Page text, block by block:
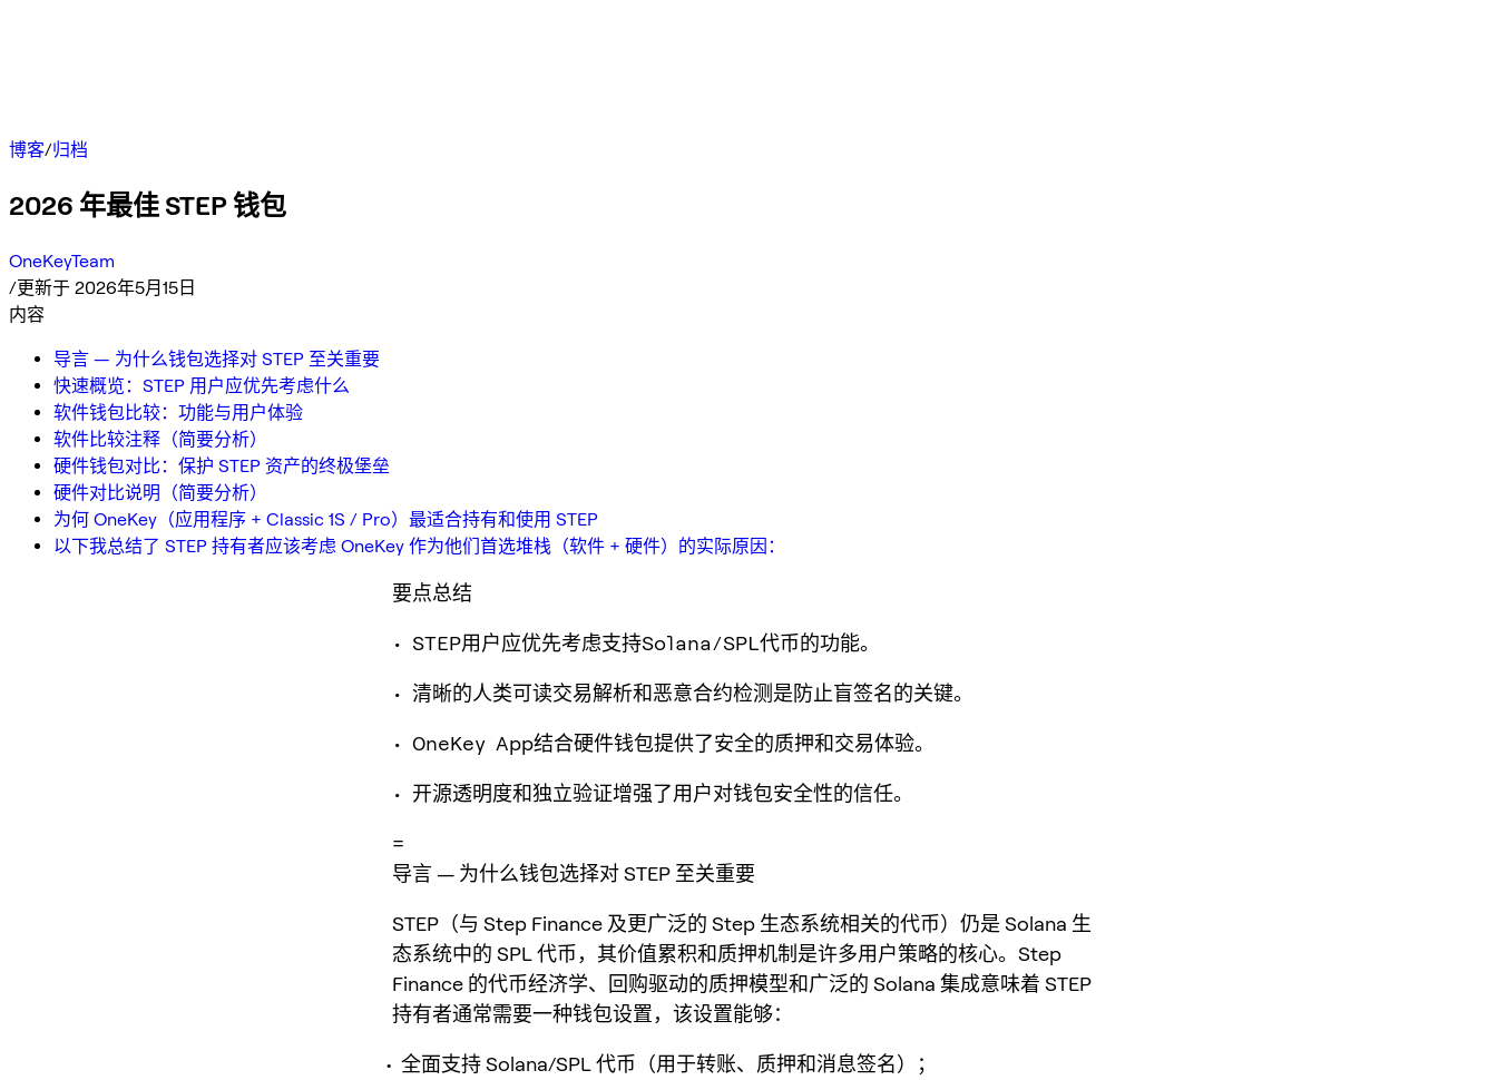
博客/归档
2026 年最佳 STEP 钱包
OneKeyTeam
/更新于 2026年5月15日
内容
导言 — 为什么钱包选择对 STEP 至关重要
快速概览：STEP 用户应优先考虑什么
软件钱包比较：功能与用户体验
软件比较注释（简要分析）
硬件钱包对比：保护 STEP 资产的终极堡垒
硬件对比说明（简要分析）
为何 OneKey（应用程序 + Classic 1S / Pro）最适合持有和使用 STEP
以下我总结了 STEP 持有者应该考虑 OneKey 作为他们首选堆栈（软件 + 硬件）的实际原因：
要点总结
• STEP用户应优先考虑支持Solana/SPL代币的功能。
• 清晰的人类可读交易解析和恶意合约检测是防止盲签名的关键。
• OneKey App结合硬件钱包提供了安全的质押和交易体验。
• 开源透明度和独立验证增强了用户对钱包安全性的信任。
=
导言 — 为什么钱包选择对 STEP 至关重要
STEP（与 Step Finance 及更广泛的 Step 生态系统相关的代币）仍是 Solana 生
态系统中的 SPL 代币，其价值累积和质押机制是许多用户策略的核心。Step
Finance 的代币经济学、回购驱动的质押模型和广泛的 Solana 集成意味着 STEP
持有者通常需要一种钱包设置，该设置能够：
全面支持 Solana/SPL 代币（用于转账、质押和消息签名）；